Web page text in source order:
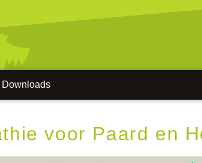
Downloads
voor Paard en